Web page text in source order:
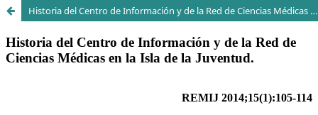
Historia del Centro de Información y de la Red de Ciencias Médicas en la Isla de la Juventud.